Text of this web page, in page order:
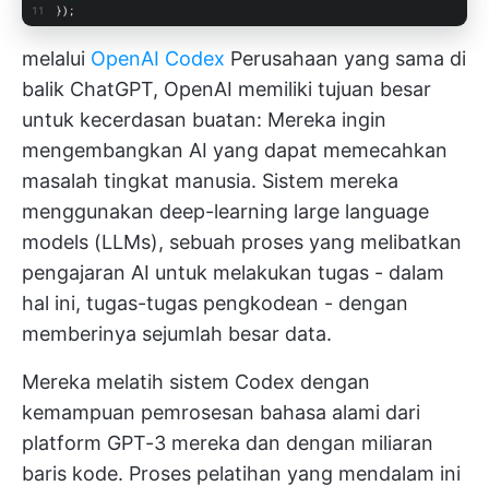
melalui OpenAI Codex Perusahaan yang sama di
balik ChatGPT, OpenAI memiliki tujuan besar
untuk kecerdasan buatan: Mereka ingin
mengembangkan AI yang dapat memecahkan
masalah tingkat manusia. Sistem mereka
menggunakan deep-learning large language
models (LLMs), sebuah proses yang melibatkan
pengajaran AI untuk melakukan tugas - dalam
hal ini, tugas-tugas pengkodean - dengan
memberinya sejumlah besar data.
Mereka melatih sistem Codex dengan
kemampuan pemrosesan bahasa alami dari
platform GPT-3 mereka dan dengan miliaran
baris kode. Proses pelatihan yang mendalam ini